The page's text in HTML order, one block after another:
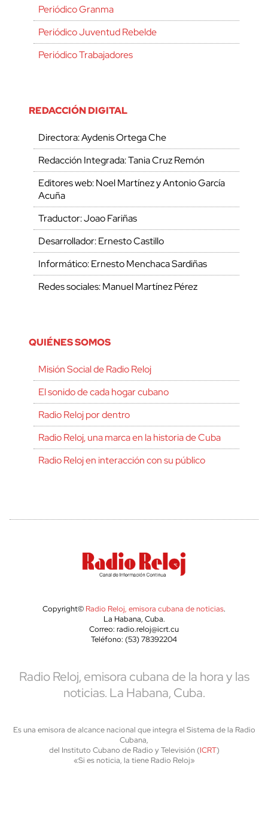
Periódico Granma
Periódico Juventud Rebelde
Periódico Trabajadores
REDACCIÓN DIGITAL
Directora: Aydenis Ortega Che
Redacción Integrada: Tania Cruz Remón
Editores web: Noel Martínez y Antonio García
Acuña
Traductor: Joao Fariñas
Desarrollador: Ernesto Castillo
Informático: Ernesto Menchaca Sardiñas
Redes sociales: Manuel Martínez Pérez
QUIÉNES SOMOS
Misión Social de Radio Reloj
El sonido de cada hogar cubano
Radio Reloj por dentro
Radio Reloj, una marca en la historia de Cuba
Radio Reloj en interacción con su público
Copyright© Radio Reloj, emisora cubana de noticias.
La Habana, Cuba.
Correo: radio.reloj@icrt.cu
Teléfono: (53) 78392204
Radio Reloj, emisora cubana de la hora y las
noticias. La Habana, Cuba.
Es una emisora de alcance nacional que integra el Sistema de la Radio
Cubana,
del Instituto Cubano de Radio y Televisión (ICRT)
«Si es noticia, la tiene Radio Reloj»